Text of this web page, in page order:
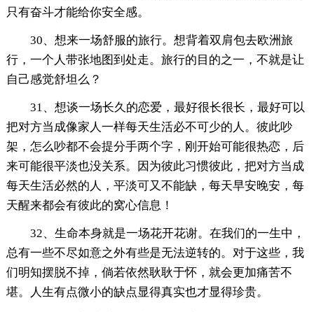
只有奋斗才能给你安全感。
30、想来一场舒服的旅行。想背着双肩包去欧洲旅
行，一个人带张地图到处走。旅行的目的之一，不就是让
自己感觉舒坦么？
31、想谈一场长久的恋爱，最好很长很长，最好可以
把对方当成像家人一样每天生活必不可少的人。彼此吵
架，怎么吵都不会提分手两个字，刚开始可能很热恋，后
来可能很平淡也没关系。因为彼此习惯彼此，把对方当成
每天生活必然的人，平淡可又不能缺，每天早安晚安，每
天醒来都会有彼此的窝心信息！
32、生命本身就是一场花开花谢。在我们的一生中，
总有一些不尽如意之外有些是无法逆转的。对于这些，我
们明知摆脱不掉，倘若依然耿耿于怀，就会更加痛苦不
堪。人生有点微小的缺点显得真实也才显得珍贵。